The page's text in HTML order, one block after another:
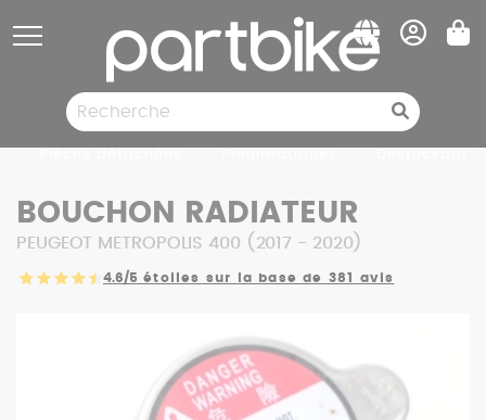
BOUCHON RADIATEUR
PEUGEOT METROPOLIS 400 (2017 - 2020)
4.6/5 étoiles sur la base de 381 avis